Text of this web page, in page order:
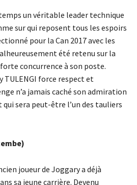
un véritable leader technique
sur qui reposent tous les espoirs
pour la Can 2017 avec les
été retenu sur la
concurrence à son poste.
TULENGI force respect et
n’a jamais caché son admiration
sera peut-être l’un des tauliers
joueur de Joggary a déjà
sa jeune carrière. Devenu